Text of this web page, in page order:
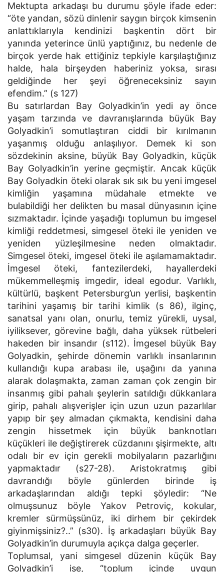
Mektupta arkadaşı bu durumu şöyle ifade eder:
“öte yandan, sözü dinlenir saygın birçok kimsenin
anlattıklarıyla kendinizi başkentin dört bir
yanında yeterince ünlü yaptığınız, bu nedenle de
birçok yerde hak ettiğiniz tepkiyle karşılaştığınız
halde, hala birşeyden haberiniz yoksa, sırası
geldiğinde her şeyi öğreneceksiniz sayın
efendim.” (s 127)
Bu satırlardan Bay Golyadkin’in yedi ay önce
yaşam tarzında ve davranışlarında büyük Bay
Golyadkin’i somutlaştıran ciddi bir kırılmanın
yaşanmış olduğu anlaşılıyor. Demek ki son
sözdekinin aksine, büyük Bay Golyadkin, küçük
Bay Golyadkin’in yerine geçmiştir. Ancak küçük
Bay Golyadkin öteki olarak sık sık bu yeni imgesel
kimliğin yaşamına müdahale etmekte ve
bulabildiği her delikten bu masal dünyasının içine
sızmaktadır. İçinde yaşadığı toplumun bu imgesel
kimliği reddetmesi, simgesel öteki ile yeniden ve
yeniden yüzleşilmesine neden olmaktadır.
Simgesel öteki, imgesel öteki ile aşılamamaktadır.
İmgesel öteki, fantezilerdeki, hayallerdeki
mükemmelleşmiş imgedir, ideal egodur. Varlıklı,
kültürlü, başkent Petersburg’un yerlisi, başkentin
tarihini yaşamış bir tarihi kimlik (s 86), ilginç,
sanatsal yanı olan, onurlu, temiz yürekli, uysal,
iyiliksever, görevine bağlı, daha yüksek rütbeleri
hakeden bir insandır (s112). İmgesel büyük Bay
Golyadkin, şehirde dönemin varlıklı insanlarının
kullandığı kupa arabası ile, uşağını da yanına
alarak dolaşmakta, zaman zaman çok zengin bir
insanmış gibi pahalı şeylerin satıldığı dükkanlara
girip, pahalı alışverişler için uzun uzun pazarlılar
yapıp bir şey almadan çıkmakta, kendisini daha
zengin hissetmek için büyük banknotları
küçükleri ile değiştirerek cüzdanını şişirmekte, altı
odalı bir ev için gerekli mobilyaların pazarlığını
yapmaktadır (s27-28). Aristokratmış gibi
davrandığı böyle günlerden birinde iş
arkadaşlarından aldığı tepki şöyledir: “Ne
olmuşsunuz böyle Yakov Petroviç, kokular,
kremler sürmüşsünüz, iki dirhem bir çekirdek
giyinmişsiniz?..” (s30). İş arkadaşları büyük Bay
Golyadkin’in durumuyla açıkça dalga geçerler.
Toplumsal, yani simgesel düzenin küçük Bay
Golyadkin’i ise, “toplum içinde uygun